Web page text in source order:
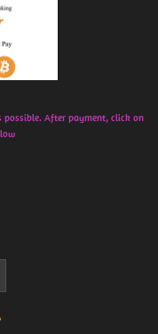
After payment, click on